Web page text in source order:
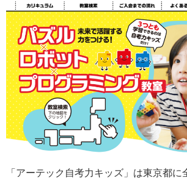
「アーテック自考力キッズ」は東京都に